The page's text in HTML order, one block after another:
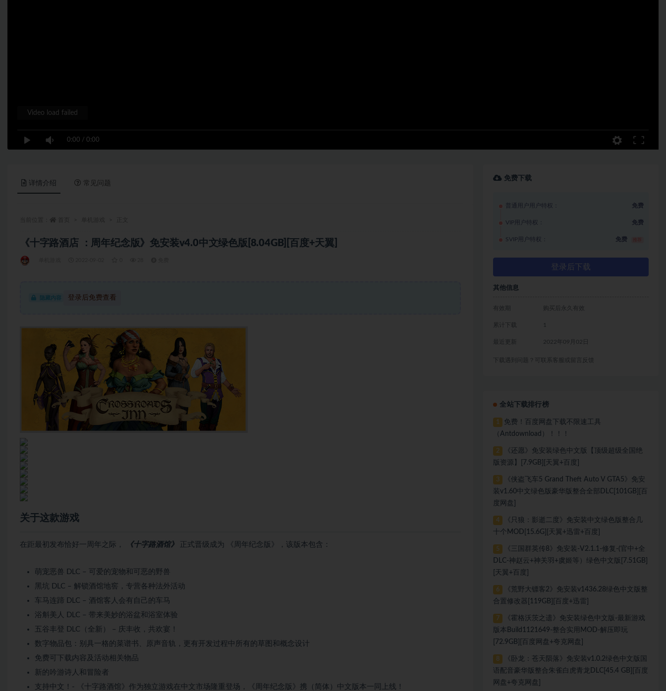
0:00 / 0:00
Video load failed
详情介绍 常见问题
《十字路酒店 ：周年纪念版》免安装v4.0中文绿色版[8.04GB][百度+天翼]
隐藏内容 登录后免费查看
关于这款游戏
在距最初发布恰好一周年之际， 《十字路酒馆》 正式晋级成为 《周年纪念版》，该版本包含：
萌宠恶兽 DLC – 可爱的宠物和可恶的野兽
黑坑 DLC – 解锁酒馆地窖，专营各种法外活动
车马连蹄 DLC – 酒馆客人会有自己的车马
浴斛美人 DLC – 带来美妙的浴盆和浴室体验
五谷丰登 DLC（全新） – 庆丰收，共欢宴！
数字物品包：别具一格的菜谱书、原声音轨，更有开发过程中所有的草图和概念设计
免费可下载内容及活动相关物品
新的吟游诗人和冒险者
支持中文！- 《十字路酒馆》作为独立游戏在中文市场隆重登场，《周年纪念版》携（简体）中文版本一同上线！
免费下载
普通用户用户特权： 免费
VIP用户特权： 免费
SVIP用户特权： 免费
登录后下载
其他信息
有效期 购买后永久有效
累计下载 1
最近更新 2022年09月02日
下载遇到问题？可联系客服或留言反馈
全站下载排行榜
1
免费！百度网盘下载不限速工具
（Antdownload）！！！
2
《还愿》免安装绿色中文版【顶级超级全国绝
版资源】[7.9GB][天翼+百度]
3
《侠盗飞车5 Grand Theft Auto V GTA5》免安
装v1.60中文绿色版豪华版整合全部DLC[101GB][百
度网盘]
4
《只狼：影逝二度》免安装中文绿色版整合几
十个MOD[15.6G][天翼+迅雷+百度]
5
《三国群英传8》免安装-V2.1.1-修复-(官中+全
DLC-神赵云+神关羽+虞姬等）绿色中文版[7.51GB]
[天翼+百度]
6
《荒野大镖客2》免安装v1436.28绿色中文版整
合置修改器[119GB][百度+迅雷]
7
《霍格沃茨之遗》免安装绿色中文版-最新游戏
版本Build1121649-整合实用MOD-解压即玩
[72.9GB][百度网盘+夸克网盘]
8
《卧龙：苍天陨落》免安装v1.0.2绿色中文版国
语配音豪华版整合朱雀白虎青龙DLC[45.4 GB][百度
网盘+夸克网盘]